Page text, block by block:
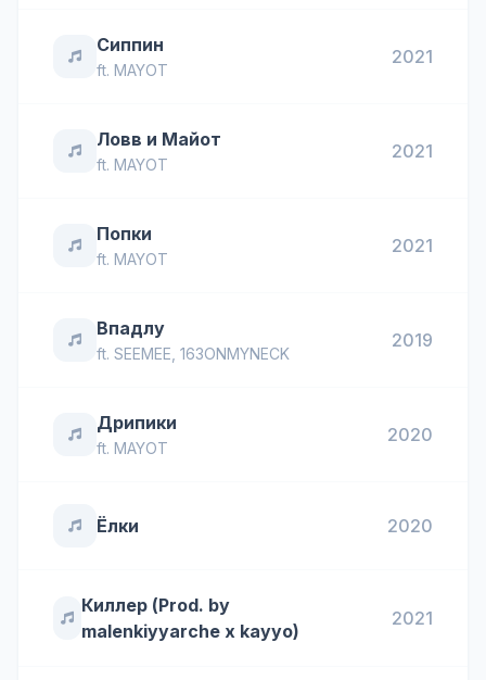
Сиппин
ft. MAYOT
2021
Ловв и Майот
ft. MAYOT
2021
Попки
ft. MAYOT
2021
Впадлу
ft. SEEMEE 163ONMYNECK
2019
Дрипики
ft. MAYOT
2020
Ёлки 2020
Киллер (Prod. by
malenkiyyarche x kayyo)
2021